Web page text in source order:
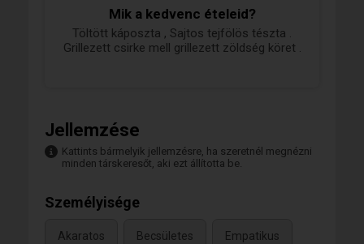
Mik a kedvenc ételeid?
Töltött káposzta , Sajtos tejfölös tészta .
Grillezett csirke mell grillezett zöldség köret .
Jellemzése
Kattints bármelyik jellemzésre, ha szeretnél megnézni
minden társkeresőt, aki ezt állította be.
Személyisége
Akaratos Becsületes Empatikus